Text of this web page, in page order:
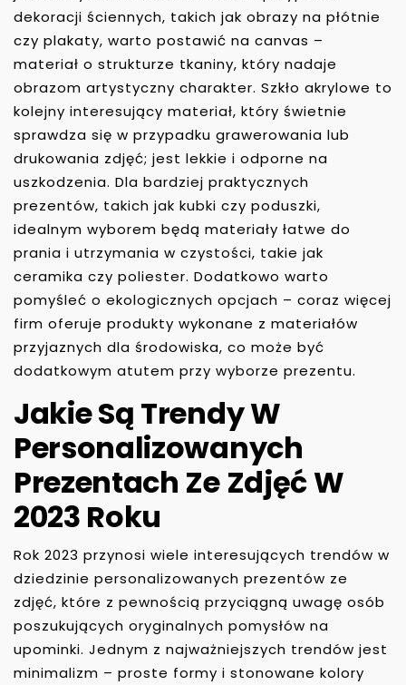
dekoracji ściennych, takich jak obrazy na płótnie
czy plakaty, warto postawić na canvas –
materiał o strukturze tkaniny, który nadaje
obrazom artystyczny charakter. Szkło akrylowe to
kolejny interesujący materiał, który świetnie
sprawdza się w przypadku grawerowania lub
drukowania zdjęć; jest lekkie i odporne na
uszkodzenia. Dla bardziej praktycznych
prezentów, takich jak kubki czy poduszki,
idealnym wyborem będą materiały łatwe do
prania i utrzymania w czystości, takie jak
ceramika czy poliester. Dodatkowo warto
pomyśleć o ekologicznych opcjach – coraz więcej
firm oferuje produkty wykonane z materiałów
przyjaznych dla środowiska, co może być
dodatkowym atutem przy wyborze prezentu.
Jakie Są Trendy W
Personalizowanych
Prezentach Ze Zdjęć W
2023 Roku
Rok 2023 przynosi wiele interesujących trendów w
dziedzinie personalizowanych prezentów ze
zdjęć, które z pewnością przyciągną uwagę osób
poszukujących oryginalnych pomysłów na
upominki. Jednym z najważniejszych trendów jest
minimalizm – proste formy i stonowane kolory